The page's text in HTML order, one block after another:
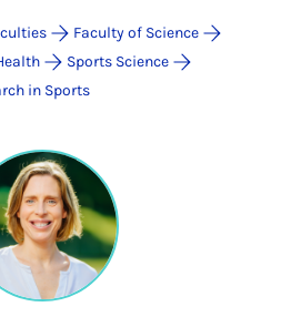
Faculty of Science
Sports Science
in Sports